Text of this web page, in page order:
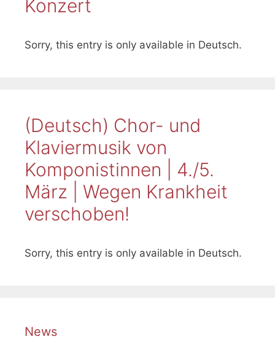
Konzert
Sorry, this entry is only available in Deutsch.
(Deutsch) Chor- und
Klaviermusik von
Komponistinnen | 4./5.
März | Wegen Krankheit
verschoben!
Sorry, this entry is only available in Deutsch.
News